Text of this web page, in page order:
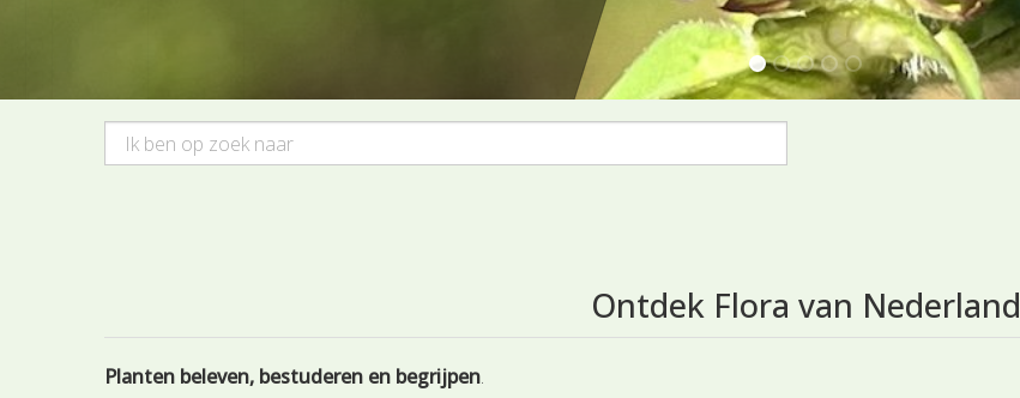
1 2 3 4 5
Ontdek Flora van Nederland
Planten beleven, bestuderen en begrijpen.